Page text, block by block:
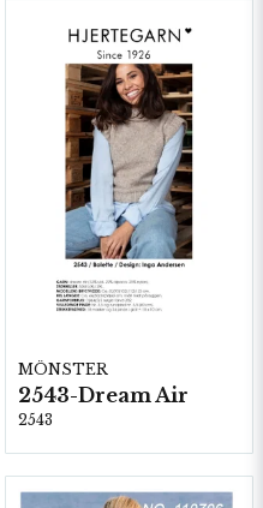
MÖNSTER
2543-Dream Air
2543